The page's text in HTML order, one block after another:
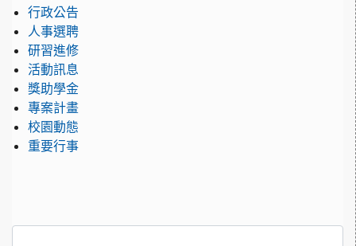
行政公告
人事選聘
研習進修
活動訊息
獎助學金
專案計畫
校園動態
重要行事